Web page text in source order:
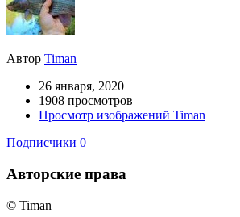
Автор Timan
26 января, 2020
1908 просмотров
Просмотр изображений Timan
Подписчики 0
Авторские права
© Timan